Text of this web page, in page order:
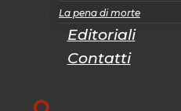
La pena di morte
Editoriali
Contatti